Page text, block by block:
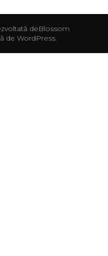
deBlossom
de WordPress.